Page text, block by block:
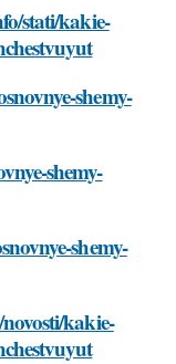
stati/kakie-
shemy-
shemy-
shemy-
kakie-